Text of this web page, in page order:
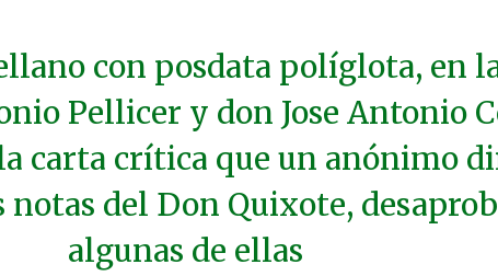
con posdata políglota, en
Pellicer y don Jose Antonio
carta crítica que un anónimo
notas del Don Quixote,
algunas de ellas